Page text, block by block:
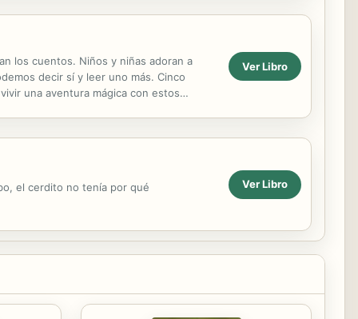
los cuentos. Niños y niñas adoran a
decir sí y leer uno más. Cinco
una aventura mágica con estos
Ver Libro
el cerdito no tenía por qué Ver Libro